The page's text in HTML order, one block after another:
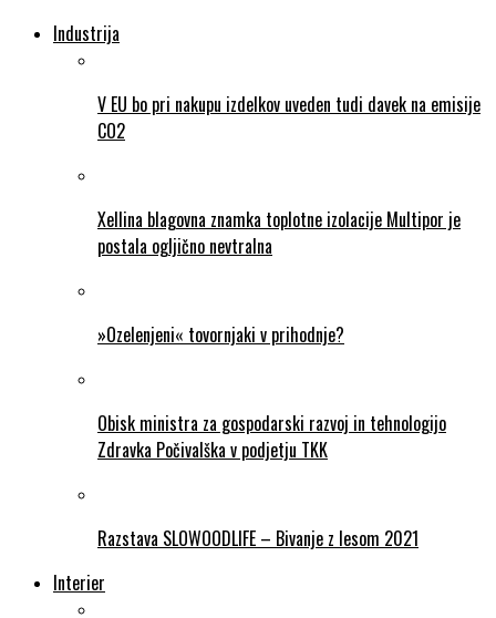
Industrija
V EU bo pri nakupu izdelkov uveden tudi davek na emisije
CO2
Xellina blagovna znamka toplotne izolacije Multipor je
postala ogljično nevtralna
»Ozelenjeni« tovornjaki v prihodnje?
Obisk ministra za gospodarski razvoj in tehnologijo
Zdravka Počivalška v podjetju TKK
Razstava SLOWOODLIFE – Bivanje z lesom 2021
Interier